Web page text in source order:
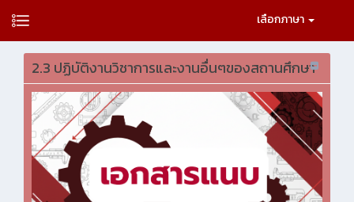
เลือกภาษา
2.3 ปฏิบัติงานวิชาการและงานอื่นๆของสถานศึกษา